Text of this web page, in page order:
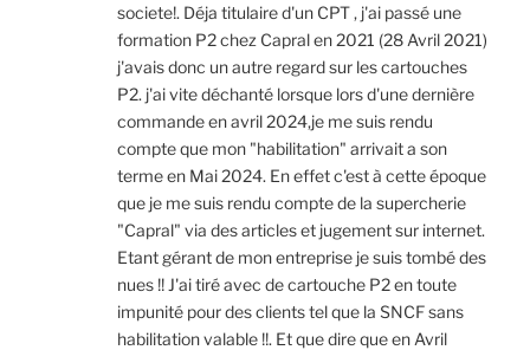
societe!. Déja titulaire d'un CPT , j'ai passé une
formation P2 chez Capral en 2021 (28 Avril 2021)
j'avais donc un autre regard sur les cartouches
P2. j'ai vite déchanté lorsque lors d'une dernière
commande en avril 2024,je me suis rendu
compte que mon "habilitation" arrivait a son
terme en Mai 2024. En effet c'est à cette époque
que je me suis rendu compte de la supercherie
"Capral" via des articles et jugement sur internet.
Etant gérant de mon entreprise je suis tombé des
nues !! J'ai tiré avec de cartouche P2 en toute
impunité pour des clients tel que la SNCF sans
habilitation valable !!. Et que dire que en Avril